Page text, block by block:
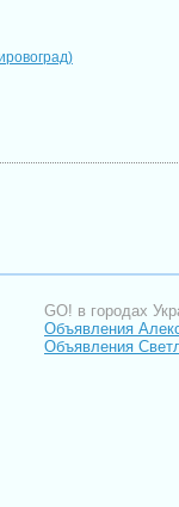
GO! в городах
Объявления
Объявления